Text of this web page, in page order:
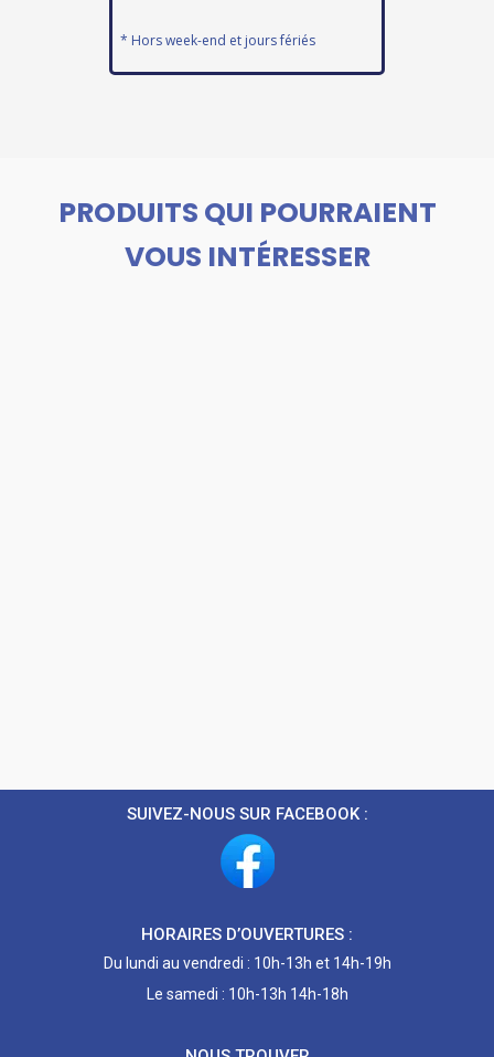
* Hors week-end et jours fériés
PRODUITS QUI POURRAIENT
VOUS INTÉRESSER
SUIVEZ-NOUS SUR FACEBOOK :
HORAIRES D’OUVERTURES :
Du lundi au vendredi : 10h-13h et 14h-19h
Le samedi : 10h-13h 14h-18h